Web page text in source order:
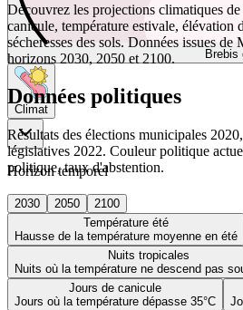
Brebis
Climat
Horizon temporel
2030 2050
2100
Température été
Hausse de la température moyenne en été
Nuits tropicales
Nuits où la température ne descend pas
Jours de canicule
Jours où la température dépasse 35°C
Découvrez les projections climatiques
canicule, température estivale, élévation
sécheresses des sols. Données issues
horizons 2030, 2050 et 2100.
Données politiques
Résultats des élections municipales
législatives 2022. Couleur politique
politique, taux d'abstention.